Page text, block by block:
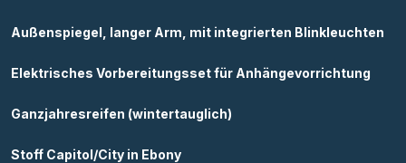
Außenspiegel, langer Arm, mit integrierten Blinkleuchten
Elektrisches Vorbereitungsset für Anhängevorrichtung
Ganzjahresreifen (wintertauglich)
Stoff Capitol/City in Ebony